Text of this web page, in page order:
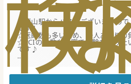
☆福山駅からバスもございますので
です！
☆医師数も多いため、一人あたりの
☆PCIの件数も豊富で経験を積みた
です♪
【職場環境と雰囲気】
■循環器内科医が多数在籍してい
共有や意見交換が盛んで一人あた